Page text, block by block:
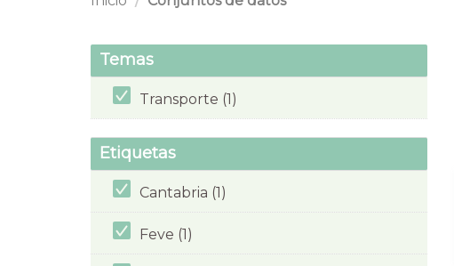
Temas
Transporte (1)
Etiquetas
Cantabria (1)
Feve (1)